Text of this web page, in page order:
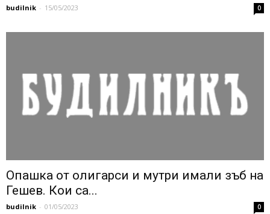
budilnik - 15/05/2023 0
Опашка от олигарси и мутри имали зъб на
Гешев. Кои са...
budilnik - 01/05/2023 0